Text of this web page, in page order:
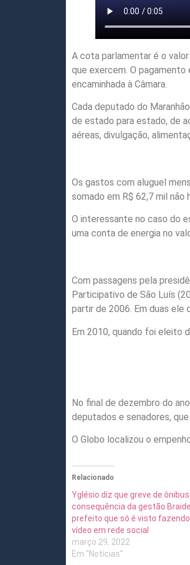
A cota parlamentar é o
que exercem. O
encaminhada à Câmara.
Cada deputado do
de estado para estado, de
aéreas, divulgação,
Os gastos com aluguel
somado em R$ 62,7 mil
O interessante no caso do
uma conta de energia no
Com passagens pela
Participativo de São Luís
partir de 2006. Em duas ele
Em 2010, quando foi eleito
No final de dezembro do
deputados e senadores,
O Globo localizou o
Relacionado
Yglésio diz que greve de ônibus
consequência da gestão
prefeito que só é visto fazendo
vídeo em rede social
março 29, 2022
Em "Notícias"